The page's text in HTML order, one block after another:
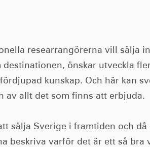
researrangörerna vill sälja
önskar utveckla
kunskap. Och här kan
av allt det som finns att erbjuda.
sälja Sverige i framtiden och
beskriva varför det är ett så bra